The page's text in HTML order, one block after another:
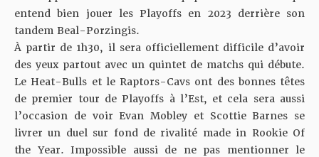
entend bien jouer les Playoffs en 2023 derrière son
tandem Beal-Porzingis.
À partir de 1h30, il sera officiellement difficile d’avoir
des yeux partout avec un quintet de matchs qui débute.
Le Heat-Bulls et le Raptors-Cavs ont des bonnes têtes
de premier tour de Playoffs à l’Est, et cela sera aussi
l’occasion de voir Evan Mobley et Scottie Barnes se
livrer un duel sur fond de rivalité made in Rookie Of
the Year. Impossible aussi de ne pas mentionner le